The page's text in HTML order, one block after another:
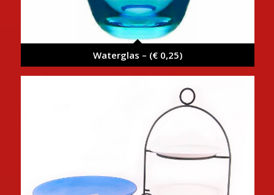
Waterglas – (€ 0,25)